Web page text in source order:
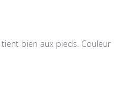
bien aux pieds. Couleur